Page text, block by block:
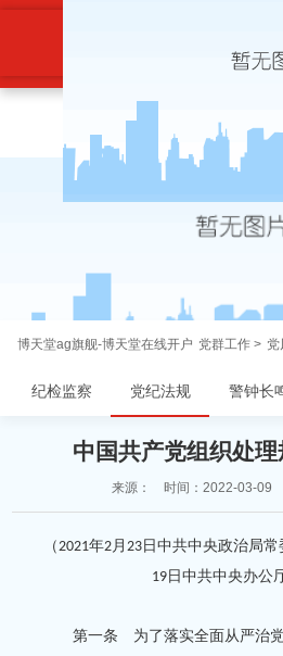
博天堂ag旗舰
博天堂ag旗舰-博天堂在线开户 党群工作 > 党
纪检监察 党纪法规 警钟长
中国共产党组织处理
来源： 时间：2022-03-09
（2021年2月 23 日中共中央政治局
19 日中共中央办公
第一条 为了落实全面从严治党